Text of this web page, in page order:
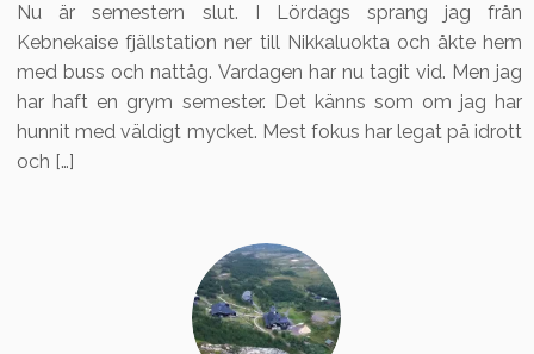
Nu är semestern slut. I Lördags sprang jag från
Kebnekaise fjällstation ner till Nikkaluokta och åkte hem
med buss och nattåg. Vardagen har nu tagit vid. Men jag
har haft en grym semester. Det känns som om jag har
hunnit med väldigt mycket. Mest fokus har legat på idrott
och […]